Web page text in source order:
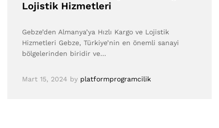
Lojistik Hizmetleri
Gebze’den Almanya’ya Hızlı Kargo ve Lojistik
Hizmetleri Gebze, Türkiye’nin en önemli sanayi
bölgelerinden biridir ve…
Mart 15, 2024 by platformprogramcilik